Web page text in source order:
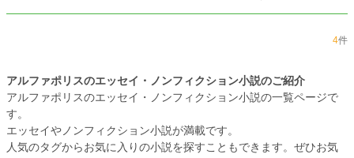
4件
アルファポリスのエッセイ・ノンフィクション小説のご紹介
アルファポリスのエッセイ・ノンフィクション小説の一覧ページで
す。
エッセイやノンフィクション小説が満載です。
人気のタグからお気に入りの小説を探すこともできます。ぜひお気